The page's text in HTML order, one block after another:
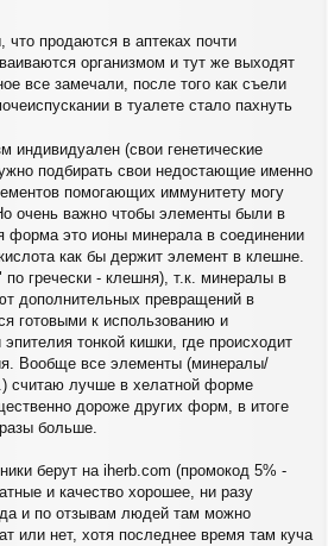
продаются в аптеках почти
организмом и тут же выходят
все замечали, после того как съели
в туалете стало пахнуть
индивидуален (свои генетические
подбирать свои недостающие именно
помогающих иммунитету могу
очень важно чтобы элементы были в
форма это ионы минерала в соединении
как бы держит элемент в клешне.
гречески - клешня), т.к. минералы в
дополнительных превращений в
готовыми к использованию и
тонкой кишки, где происходит
Вообще все элементы (минералы/
считаю лучше в хелатной форме
дороже других форм, в итоге
больше.
берут на iherb.com (промокод 5% -
и качество хорошее, ни разу
и по отзывам людей там можно
или нет, хотя последнее время там куча